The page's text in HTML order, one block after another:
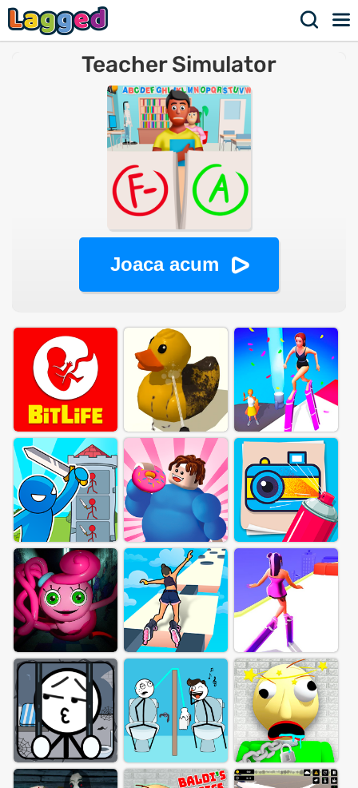
Teacher Simulator
Joaca acum